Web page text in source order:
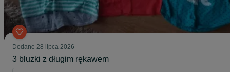
Dodane 28 lipca 2026
3 bluzki z długim rękawem